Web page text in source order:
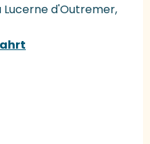
Lucerne d'Outremer,